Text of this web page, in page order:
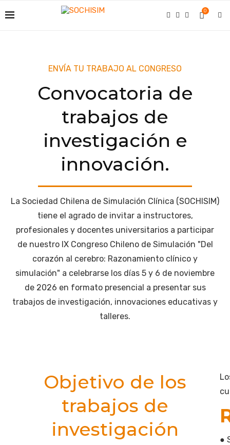
0
ENVÍA TU TRABAJO AL CONGRESO
Convocatoria de
trabajos de
investigación e
innovación.
La Sociedad Chilena de Simulación Clínica (SOCHISIM)
tiene el agrado de invitar a instructores,
profesionales y docentes universitarios a participar
de nuestro IX Congreso Chileno de Simulación "Del
corazón al cerebro: Razonamiento clínico y
simulación" a celebrarse los días 5 y 6 de noviembre
de 2026 en formato presencial a presentar sus
trabajos de investigación, innovaciones educativas y
talleres.
Objetivo de los
trabajos de
investigación
●